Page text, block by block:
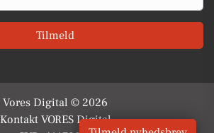
Tilmeld
Vores Digital © 2026
Kontakt VORES Digital